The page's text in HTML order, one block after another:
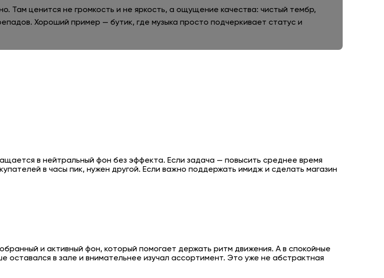
Там ценится не громкость и не яркость, а ощущение качества: чистый тембр,
Хороший пример — бутик, где музыка просто подчеркивает статус и
в нейтральный фон без эффекта. Если задача — повысить среднее время
в часы пик, нужен другой. Если важно поддержать имидж и сделать магазин
и активный фон, который помогает держать ритм движения. А в спокойные
оставался в зале и внимательнее изучал ассортимент. Это уже не абстрактная